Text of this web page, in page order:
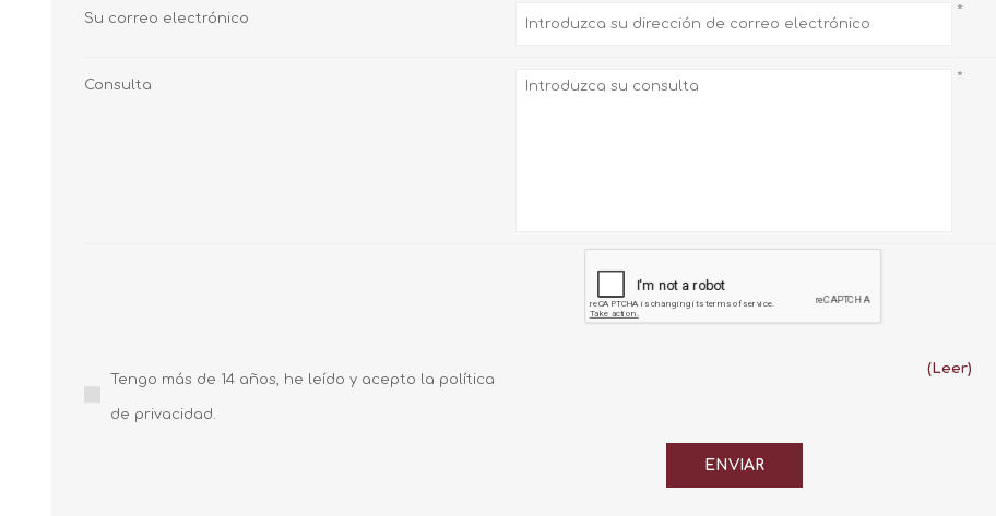
Su correo electrónico *
Consulta *
Tengo más de 14 años, he leído y acepto la política
de privacidad.
(Leer)